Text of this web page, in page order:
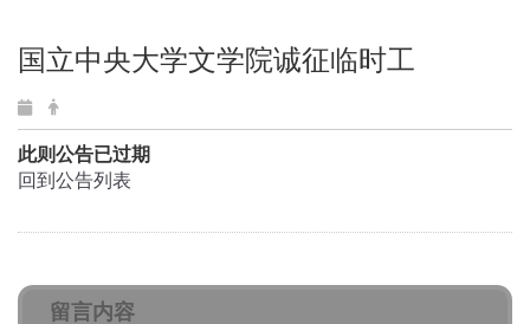
国立中央大学文学院诚征临时工
此则公告已过期
回到公告列表